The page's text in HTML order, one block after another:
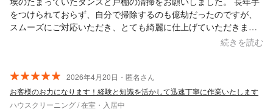
をつけられておらず、自分で掃除するのも億劫だったのですが、
スムーズにご対応いただき、とても綺麗に仕上げていただきまし
た。 大変満足しています。また機会があればお願いしたいと思い
続きを読む
2026年4月20日・匿名さん
お客様のお力になります！経験と知識を活かして迅速丁寧に作業いたします
ハウスクリーニング / 在室・入居中